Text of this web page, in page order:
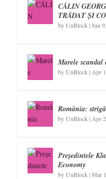
CĂLIN
TRĂDAT ȘI
byUnBlock |Jun
Marele
byUnBlock | Apr
România:
byUnBlock | Apr
Președintele
Economy
byUnBlock |Mar